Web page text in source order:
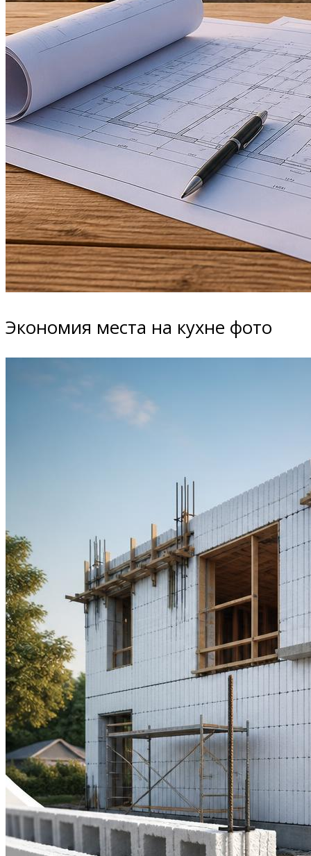
Экономия места на кухне фото